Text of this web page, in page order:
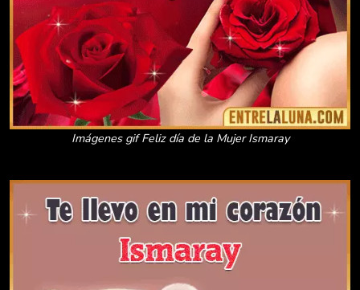
Imágenes gif Feliz día de la Mujer Ismaray